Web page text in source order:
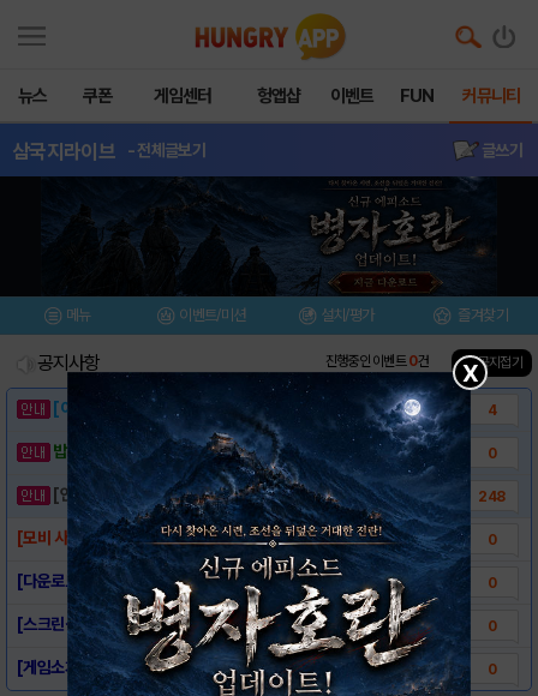
뉴스 쿠폰 게임센터 헝앱샵 이벤트 FUN 커뮤니티
삼국지라이브 - 전체글보기 글쓰기
메뉴 이벤트/미션 설치/평가 즐겨찾기
공지사항 진행중인 이벤트0건 ▲ 공지접기
[이벤트] 웃음으로 매일매일 해피! 유머 게시.. 4
밥알이의 헝앱통신 ⑲ “밥알이, 드디어 멀티를.. 0
[안내] 헝그리앱 필수 상식! 밥알 획득 안내.. 248
[모비 사전예약] 삼국지라이브 업데이트 0
[다운로드 링크] 삼국지라이브 0
[스크린샷] 삼국지라이브 0
[게임소개] 삼국지라이브 0
X